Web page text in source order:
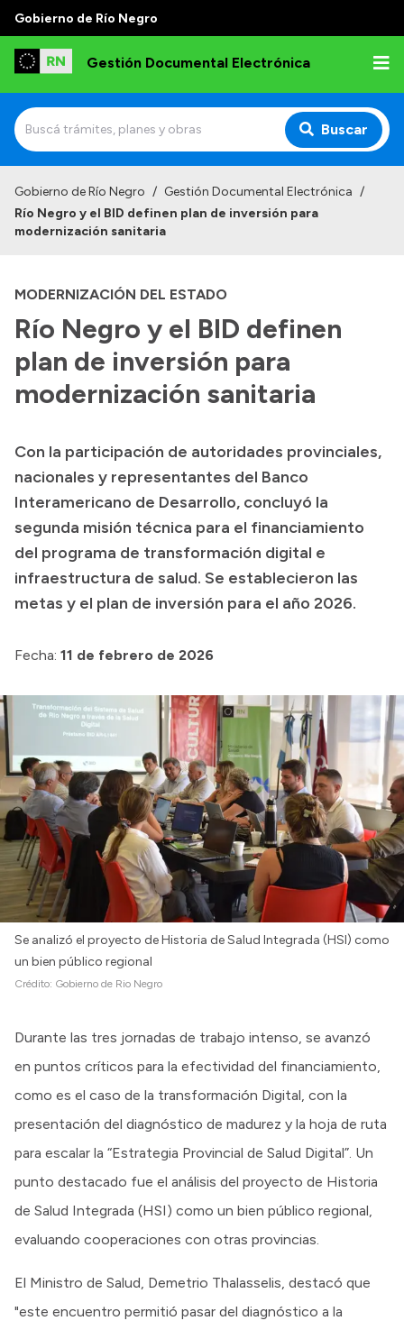
Gobierno de Río Negro
Gestión Documental Electrónica
Buscar
Institucional
Misión y Visión
Normativa
Transparencia
Boletín Oficial
Compras y licitaciones
Consulta de expedientes
Consulta de pago a proveedores
Convocatorias
Intranet
Gobierno de Río Negro / Gestión Documental Electrónica /
Río Negro y el BID definen plan de inversión para
modernización sanitaria
MODERNIZACIÓN DEL ESTADO
Río Negro y el BID definen
plan de inversión para
modernización sanitaria
Con la participación de autoridades provinciales,
nacionales y representantes del Banco
Interamericano de Desarrollo, concluyó la
segunda misión técnica para el financiamiento
del programa de transformación digital e
infraestructura de salud. Se establecieron las
metas y el plan de inversión para el año 2026.
Fecha: 11 de febrero de 2026
Se analizó el proyecto de Historia de Salud Integrada (HSI) como
un bien público regional
Crédito: Gobierno de Rio Negro
Durante las tres jornadas de trabajo intenso, se avanzó
en puntos críticos para la efectividad del financiamiento,
como es el caso de la transformación Digital, con la
presentación del diagnóstico de madurez y la hoja de ruta
para escalar la “Estrategia Provincial de Salud Digital”. Un
punto destacado fue el análisis del proyecto de Historia
de Salud Integrada (HSI) como un bien público regional,
evaluando cooperaciones con otras provincias.
El Ministro de Salud, Demetrio Thalasselis, destacó que
"este encuentro permitió pasar del diagnóstico a la